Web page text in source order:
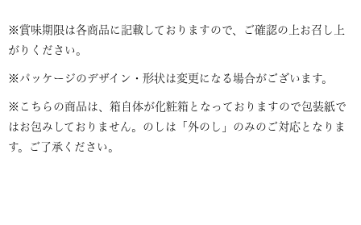
※賞味期限は各商品に記載しておりますので、ご確認の上お召し上
がりください。
※パッケージのデザイン・形状は変更になる場合がございます。
※こちらの商品は、箱自体が化粧箱となっておりますので包装紙で
はお包みしておりません。のしは「外のし」のみのご対応となりま
す。ご了承ください。